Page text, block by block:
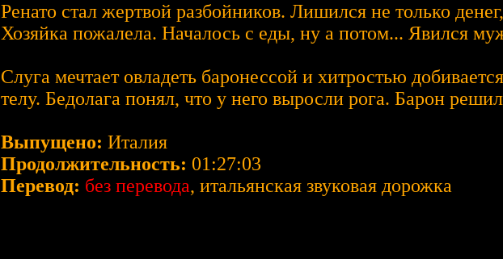
Ренато стал жертвой разбойников. Лишился не только
Хозяйка пожалела. Началось с еды, ну а потом... Явился
Слуга мечтает овладеть баронессой и хитростью
телу. Бедолага понял, что у него выросли рога. Барон
Выпущено: Италия
Продолжительность: 01:27:03
Перевод: без перевода, итальянская звуковая дорожка